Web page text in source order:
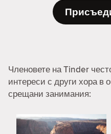
Членовете на Tinder
интереси с други хора в
срещани занимания: